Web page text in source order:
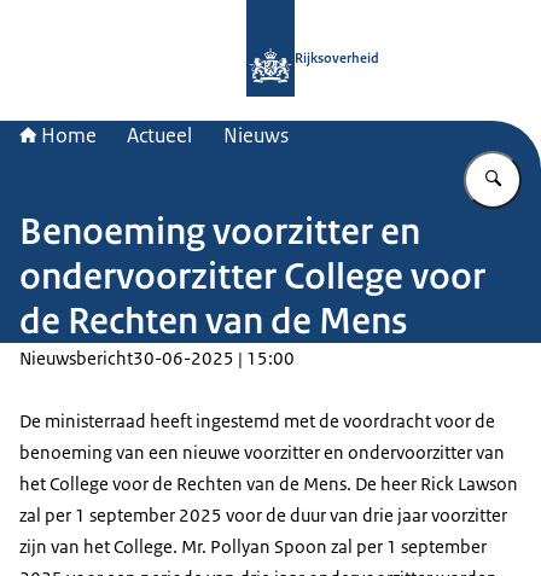
Rijksoverheid
Home Actueel Nieuws
Benoeming voorzitter en
ondervoorzitter College voor
de Rechten van de Mens
Nieuwsbericht30-06-2025 | 15:00
De ministerraad heeft ingestemd met de voordracht voor de
benoeming van een nieuwe voorzitter en ondervoorzitter van
het College voor de Rechten van de Mens. De heer Rick Lawson
zal per 1 september 2025 voor de duur van drie jaar voorzitter
zijn van het College. Mr. Pollyan Spoon zal per 1 september